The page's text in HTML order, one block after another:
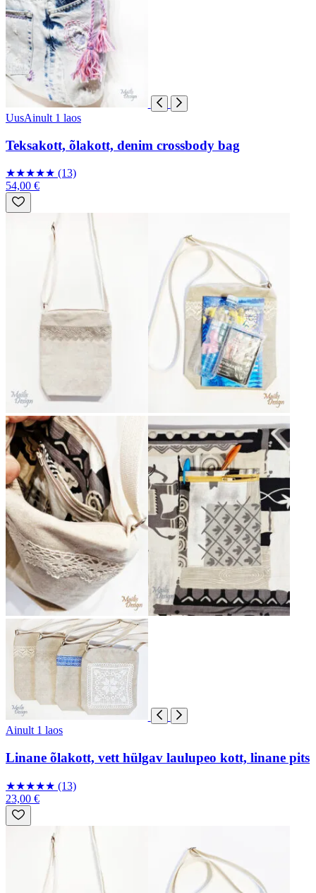
UusAinult 1 laos
Teksakott, õlakott, denim crossbody bag
★★★★★ (13)
54,00 €
Ainult 1 laos
Linane õlakott, vett hülgav laulupeo kott, linane pits
★★★★★ (13)
23,00 €